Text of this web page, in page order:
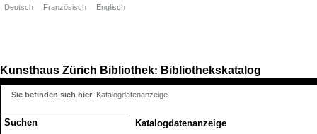
Kunsthaus Zürich Bibliothek: Bibliothekskatalog
Suchen
Deutsch Französisch Englisch
Sie befinden sich hier: Katalogdatenanzeige
Katalogdatenanzeige